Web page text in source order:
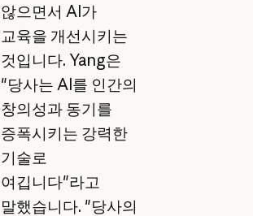
않으면서 AI가
교육을 개선시키는
것입니다. Yang은
"당사는 AI를 인간의
창의성과 동기를
증폭시키는 강력한
기술로
여깁니다"라고
말했습니다. "당사의